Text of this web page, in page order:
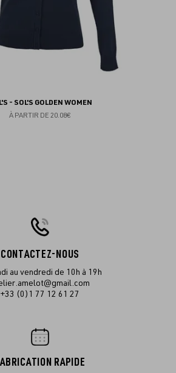
- SOL'S GOLDEN WOMEN
À PARTIR DE 20.08€
CONTACTEZ-NOUS
au vendredi de 10h à 19h
+33 (0)1 77 12 61 27
RAPIDE